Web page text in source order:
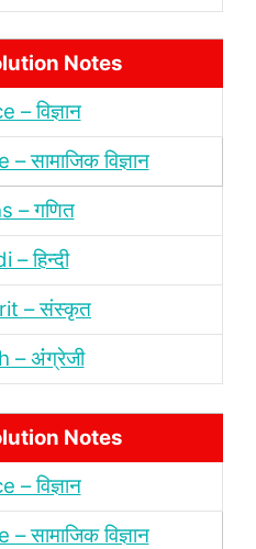
Notes
– विज्ञान
सामाजिक विज्ञान
– गणित
– हिन्‍दी
– संस्‍कृत
– अंंग्रेजी
Notes
– विज्ञान
सामाजिक विज्ञान